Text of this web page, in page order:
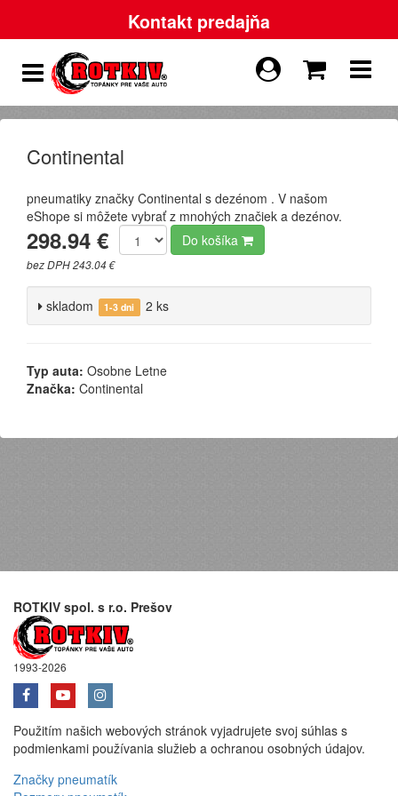
Kontakt predajňa
Continental
pneumatiky značky Continental s dezénom . V našom
eShope si môžete vybrať z mnohých značiek a dezénov.
298.94 €
bez DPH 243.04 €
Do košíka
skladom 1-3 dni 2 ks
Typ auta: Osobne Letne
Značka: Continental
ROTKIV spol. s r.o. Prešov
1993-2026
Použitím našich webových stránok vyjadrujete svoj súhlas s
podmienkami používania služieb a ochranou osobných údajov.
Značky pneumatík